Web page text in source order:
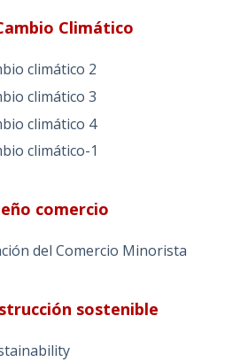
Climático
climático 2
climático 3
climático 4
climático-1
comercio
del Comercio Minorista
sostenible